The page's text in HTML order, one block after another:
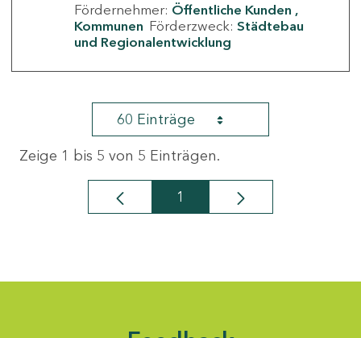
Fördernehmer: Öffentliche Kunden
Kommunen Förderzweck: Städtebau
und Regionalentwicklung
60 Einträge
Zeige 1 bis 5 von 5 Einträgen.
Seite
1